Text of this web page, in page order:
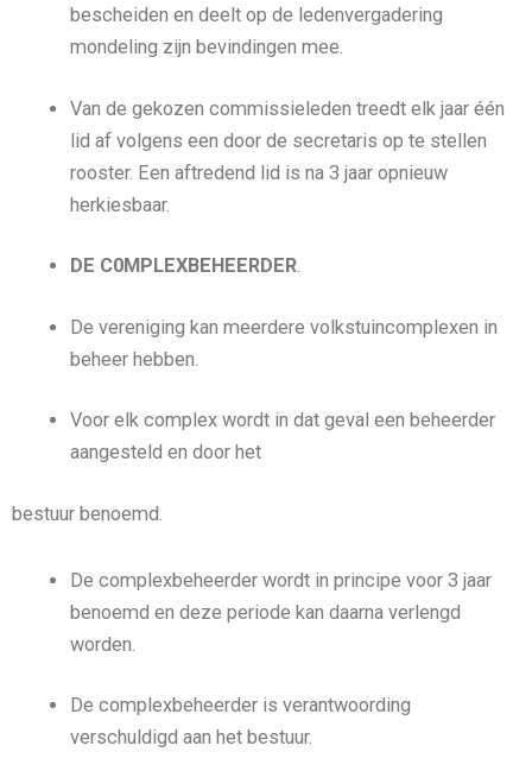
bescheiden en deelt op de ledenvergadering
mondeling zijn bevindingen mee.
Van de gekozen commissieleden treedt elk jaar één
lid af volgens een door de secretaris op te stellen
rooster. Een aftredend lid is na 3 jaar opnieuw
herkiesbaar.
DE C0MPLEXBEHEERDER.
De vereniging kan meerdere volkstuincomplexen in
beheer hebben.
Voor elk complex wordt in dat geval een beheerder
aangesteld en door het
bestuur benoemd.
De complexbeheerder wordt in principe voor 3 jaar
benoemd en deze periode kan daarna verlengd
worden.
De complexbeheerder is verantwoording
verschuldigd aan het bestuur.